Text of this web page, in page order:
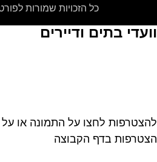
כל הזכויות שמורות
בתים ודיירים
לחצו על התמונה או על
בדף הקבוצה